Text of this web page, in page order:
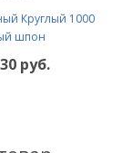
Круглый 1000
шпон
руб.